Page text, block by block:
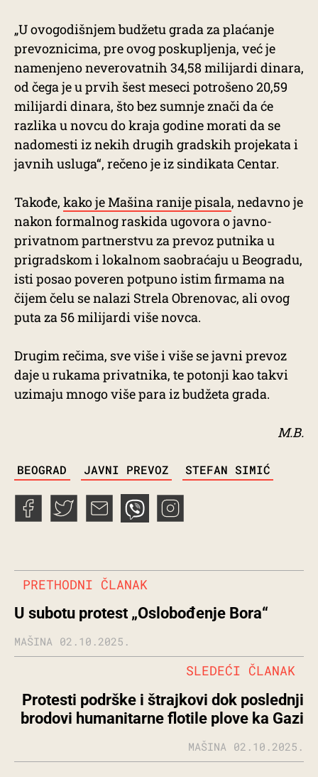
„U ovogodišnjem budžetu grada za plaćanje
prevoznicima, pre ovog poskupljenja, već je
namenjeno neverovatnih 34,58 milijardi dinara,
od čega je u prvih šest meseci potrošeno 20,59
milijardi dinara, što bez sumnje znači da će
razlika u novcu do kraja godine morati da se
nadomesti iz nekih drugih gradskih projekata i
javnih usluga“, rečeno je iz sindikata Centar.
Takođe, kako je Mašina ranije pisala, nedavno je
nakon formalnog raskida ugovora o javno-
privatnom partnerstvu za prevoz putnika u
prigradskom i lokalnom saobraćaju u Beogradu,
isti posao poveren potpuno istim firmama na
čijem čelu se nalazi Strela Obrenovac, ali ovog
puta za 56 milijardi više novca.
Drugim rečima, sve više i više se javni prevoz
daje u rukama privatnika, te potonji kao takvi
uzimaju mnogo više para iz budžeta grada.
M.B.
BEOGRAD JAVNI PREVOZ STEFAN SIMIĆ
PRETHODNI ČLANAK
U subotu protest „Oslobođenje Bora“
MAŠINA 02.10.2025.
Protesti podrške i štrajkovi dok poslednji
brodovi humanitarne flotile plove ka Gazi
SLEDEĆI ČLANAK
MAŠINA 02.10.2025.